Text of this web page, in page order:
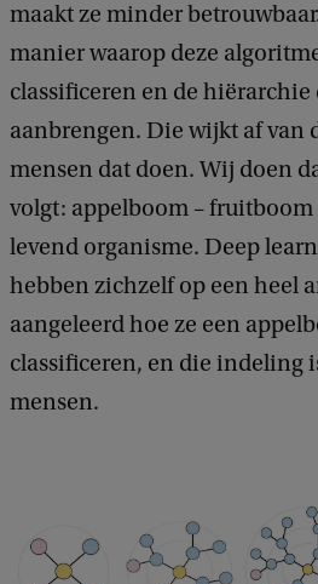
maakt ze minder
manier waarop deze
classificeren en de hiërarchie
aanbrengen. Die wijkt af van
mensen dat doen. Wij doen
volgt: appelboom – fruitboom
levend organisme. Deep
hebben zichzelf op een heel
aangeleerd hoe ze een
classificeren, en die indeling
mensen.